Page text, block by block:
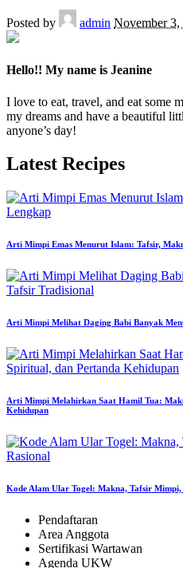
Posted by admin November 3,
Hello!! My name is Jeanine
I love to eat, travel, and eat some
my dreams and have a beautiful
anyone’s day!
Latest Recipes
Arti Mimpi Emas Menurut Islam: Tafsir,
Arti Mimpi Melihat Daging Babi Banyak
Arti Mimpi Melahirkan Saat Hamil Tua:
Kehidupan
Kode Alam Ular Togel: Makna, Tafsir
Pendaftaran
Area Anggota
Sertifikasi Wartawan
Agenda UKW